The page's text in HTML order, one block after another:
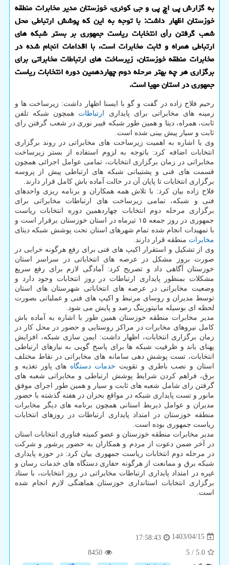
به گزارش پی اچ پی و جی کوئری، خوزستان مدیر مخابرات منطقه
خوزستان اظهار داشت: با توجه به این که پوشش ارتباطی محل
شعب گرفتن رأی انتخابات ریاست جمهوری بر بستر شبکه های
ارتباطی همراه و ثابت مخابرات است، با اقدامات انجام شده در
مخابرات منطقه خوزستان، زیرساخت های ارتباطات مخابراتی برای
برگزاری هر چه بهتر مرحله دوم چهاردهمین دوره انتخابات ریاست
جمهوری در استان مهیا است.
رحیم فلاح زاده در گفت و گو با ایسنا اظهار داشت: زیرساخت ها و
زمینه های مخابراتی برای پایداری
ارتباطات همچون شبکه تلفن
ثابت، همراه، دیتا و همین طور شبکه فیبر نوری در شعب گرفتن رای
ثابت و سیار پیش بینی شده است.
وی با اشاره به اهمیت زیرساخت های مخابراتی در روند برگزاری
انتخابات اضافه کرد: باتوجه به لزوم استفاده از بستر زیرساخت
مخابراتی در زمان برگزاری انتخابات، تمامی عوامل اجرائی همچون
قسمت های فنی و پشتیبانی شبکه های ارتباطی پیش از پروسه
برگزاری انتخابات تا پایان آن در حالت آماده باش کامل قرار دارند.
فلاح زاده بیان کرد: با تلاش همه همکاران و برنامه ریزی واحدهای
فنی و شبکه، تمامی زیرساخت های ارتباطات مخابراتی برای
برگزاری مرحله دوم انتخابات چهاردهمین دوره انتخابات ریاست
جمهوری در روز جمعه ۱۵ تیرماه در استان خوزستان برقرار است و
با تمهیدات انجام شده تمام شهرهای استان تحت پوشش شبکه دیتای
مخابرات منطقه قرار دارند.
وی از تشکیل و استقرار اکیپ های فنی برای رفع هرگونه خرابی در
صورت بروز مشکل در عرصه های انتخاباتی در سراسر استان
خوزستان آگاهی داد و تصریح کرد: آمادگی لازم برای رفع سریع
مشکلات بمنظور پایداری ارتباطات در روز انتخابات وجود دارد و
وضعیت مخابراتی در عرصه های انتخاباتی شهرستان های استان
توسط مدیران و روسای مرتبط و اکیپ های فنی و عملیاتی بصورت
لحظه ای بوسیله مانیتورینگ رصد و پایش می شود.
مدیر مخابرات منطقه خوزستان همین طور با اشاره به آماده باش
کامل نیروهای مخابرات در مراکز روستایی و حضور در محل کار در
زمان برگزاری انتخابات، اظهار داشت: ایمن سازی شبکه، افزایش
پهنای باند و ظرفیت شبکه ها برای پاسخ گویی به نیازهای ارتباطی
انتخابات، تست پوشش دهی سامانه های مخابراتی در نقاط مختلف
استان و نصب باطری و تقویت خدمات دستگاه های پاور تغذیه و
برق، فراهم کردن شرایط پوشش ارتباطی و مخابراتی شعبه های
گرفتن رای شامل شعبه های ثابت و سیار و همین طور اجرای موفق
مانور و تست پایداری شبکه در مواقع بحران در هفته گذشته با حضور
مدیران و عوامل ذیربط استانی همچون برنامه های دیگر مخابرات
منطقه خوزستان در امتداد پایداری ارتباطات در روزهای انتخابات
ریاست جمهوری بوده است.
مدیر مخابرات منطقه خوزستان و عضو کمیته فناوری انتخابات استان
در آخر ضمن دعوت از مردم و همکاران به حضور پرشور و شرکت
در مرحله دوم انتخابات ریاست جمهوری بیان کرد: در حوزه پایداری
شبکه برق و ممانعت از هرگونه حفاری دستگاه های خدمات رسان و
غیره در امتداد پایداری ارتباطات مخابراتی در روز انتخابات، با ستاد
برگزاری انتخابات استانداری خوزستان هماهنگی لازم انجام شده
است.
1403/04/15
17:58:43
5.0
/
5
8450